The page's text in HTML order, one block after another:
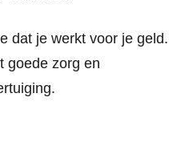
dat je werkt voor je geld.
goede zorg en